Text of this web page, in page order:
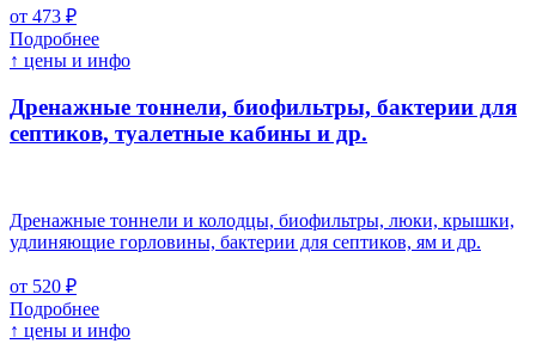
от 473 ₽
Подробнее
↑ цены и инфо
Дренажные тоннели, биофильтры, бактерии для
септиков, туалетные кабины и др.
Дренажные тоннели и колодцы, биофильтры, люки, крышки,
удлиняющие горловины, бактерии для септиков, ям и др.
от 520 ₽
Подробнее
↑ цены и инфо